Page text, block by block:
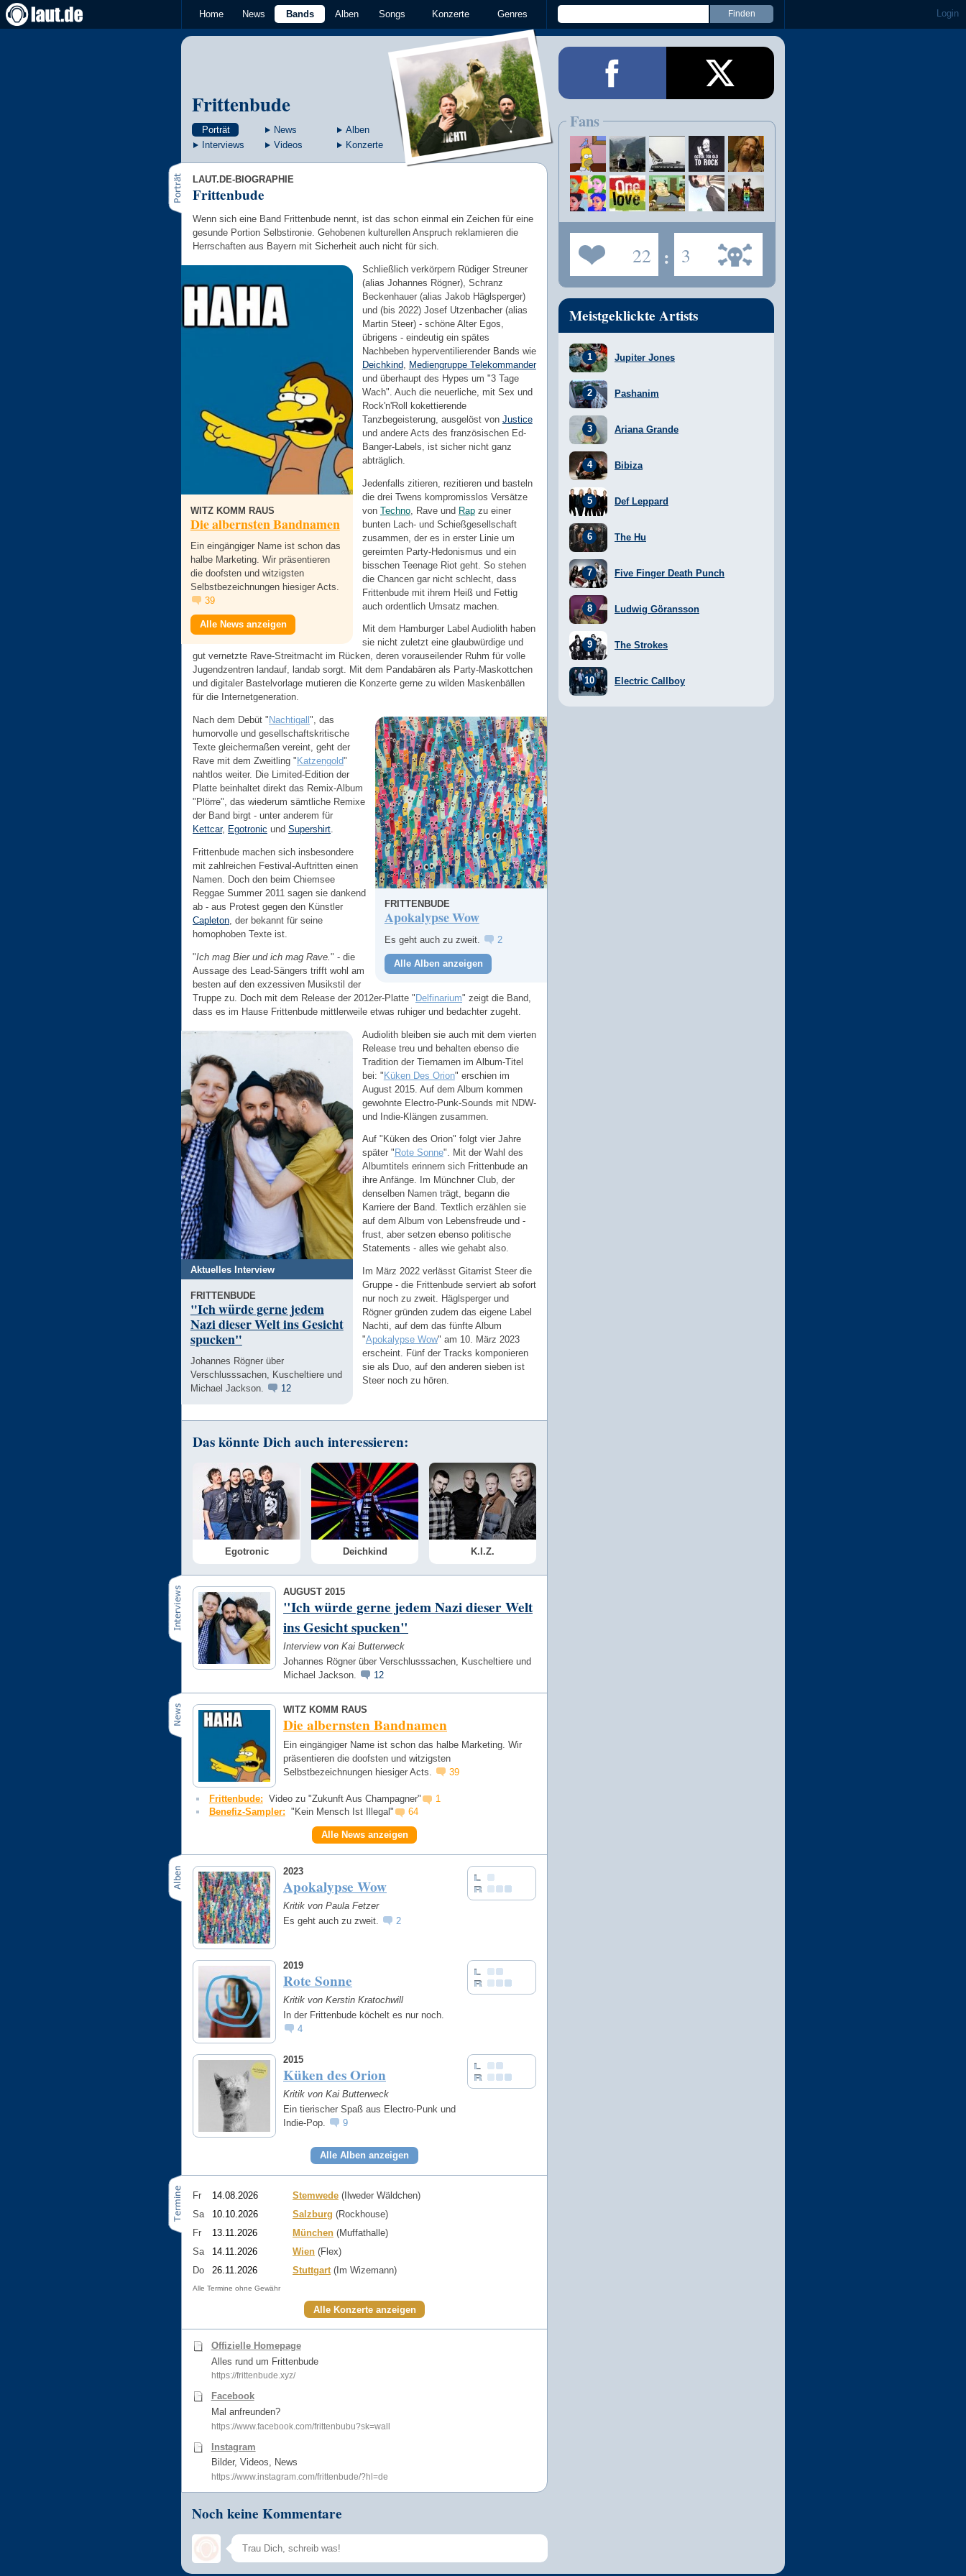
Home News Bands Alben Songs Konzerte Genres Login
Frittenbude
Porträt News
Alben
Interviews
Videos Konzerte
LAUT.DE-BIOGRAPHIE
Frittenbude
Wenn sich eine Band Frittenbude nennt, ist das schon einmal ein Zeichen für eine
gesunde Portion Selbstironie. Gehobenen kulturellen Anspruch reklamieren die
Herrschaften aus Bayern mit Sicherheit auch nicht für sich.
WITZ KOMM RAUS
Die albernsten Bandnamen
Ein eingängiger Name ist schon das
halbe Marketing. Wir präsentieren
die doofsten und witzigsten
Selbstbezeichnungen hiesiger Acts.
39
Alle News anzeigen
Schließlich verkörpern Rüdiger Streuner
(alias Johannes Rögner), Schranz
Beckenhauer (alias Jakob Häglsperger)
und (bis 2022) Josef Utzenbacher (alias
Martin Steer) - schöne Alter Egos,
übrigens - eindeutig ein spätes
Nachbeben hyperventilierender Bands wie
Deichkind
Mediengruppe Telekommander
und überhaupt des Hypes um "3 Tage
Wach". Auch die neuerliche, mit Sex und
Rock'n'Roll kokettierende
Tanzbegeisterung, ausgelöst von Justice
und andere Acts des französischen Ed-
Banger-Labels, ist sicher nicht ganz
abträglich.
Jedenfalls zitieren, rezitieren und basteln
die drei Twens kompromisslos Versätze
von Techno, Rave und Rapzu einer
bunten Lach- und Schießgesellschaft
zusammen, der es in erster Linie um
gereimten Party-Hedonismus und ein
bisschen Teenage Riot geht. So stehen
die Chancen gar nicht schlecht, dass
Frittenbude mit ihrem Heiß und Fettig
auch ordentlich Umsatz machen.
Mit dem Hamburger Label Audiolith haben
sie nicht zuletzt eine glaubwürdige und
gut vernetzte Rave-Streitmacht im Rücken, deren vorauseilender Ruhm für volle
Jugendzentren landauf, landab sorgt. Mit dem Pandabären als Party-Maskottchen
und digitaler Bastelvorlage mutieren die Konzerte gerne zu wilden Maskenbällen
für die Internetgeneration.
FRITTENBUDE
Apokalypse Wow
Es geht auch zu zweit. 2
Alle Alben anzeigen
Nach dem Debüt " Nachtigall ", das
humorvolle und gesellschaftskritische
Texte gleichermaßen vereint, geht der
Rave mit dem Zweitling " Katzengold"
nahtlos weiter. Die Limited-Edition der
Platte beinhaltet direkt das Remix-Album
"Plörre", das wiederum sämtliche Remixe
der Band birgt - unter anderem für
Kettcar, Egotronic und Supershirt.
Frittenbude machen sich insbesondere
mit zahlreichen Festival-Auftritten einen
Namen. Doch den beim Chiemsee
Reggae Summer 2011 sagen sie dankend
ab - aus Protest gegen den Künstler
Capleton , der bekannt für seine
homophoben Texte ist.
"Ich mag Bier und ich mag Rave. " - die
Aussage des Lead-Sängers trifft wohl am
besten auf den exzessiven Musikstil der
Truppe zu. Doch mit dem Release der 2012er-Platte " Delfinarium" zeigt die Band,
dass es im Hause Frittenbude mittlerweile etwas ruhiger und bedachter zugeht.
Aktuelles Interview
FRITTENBUDE
"Ich würde gerne jedem
Nazi dieser Welt ins Gesicht
spucken"
Johannes Rögner über
Verschlusssachen, Kuscheltiere und
Michael Jackson.
12
Audiolith bleiben sie auch mit dem vierten
Release treu und behalten ebenso die
Tradition der Tiernamen im Album-Titel
bei: "Küken Des Orion" erschien im
August 2015. Auf dem Album kommen
gewohnte Electro-Punk-Sounds mit NDW-
und Indie-Klängen zusammen.
Auf "Küken des Orion" folgt vier Jahre
später " Rote Sonne". Mit der Wahl des
Albumtitels erinnern sich Frittenbude an
ihre Anfänge. Im Münchner Club, der
denselben Namen trägt, begann die
Karriere der Band. Textlich erzählen sie
auf dem Album von Lebensfreude und -
frust, aber setzen ebenso politische
Statements - alles wie gehabt also.
Im März 2022 verlässt Gitarrist Steer die
Gruppe - die Frittenbude serviert ab sofort
nur noch zu zweit. Häglsperger und
Rögner gründen zudem das eigene Label
Nachti, auf dem das fünfte Album
"Apokalypse Wow" am 10. März 2023
erscheint. Fünf der Tracks komponieren
sie als Duo, auf den anderen sieben ist
Steer noch zu hören.
Das könnte Dich auch interessieren:
Egotronic Deichkind K.I.Z.
AUGUST 2015
"Ich würde gerne jedem Nazi dieser Welt
ins Gesicht spucken"
Interview von Kai Butterweck
Johannes Rögner über Verschlusssachen, Kuscheltiere und
Michael Jackson.
12
WITZ KOMM RAUS
Die albernsten Bandnamen
Ein eingängiger Name ist schon das halbe Marketing. Wir
präsentieren die doofsten und witzigsten
Selbstbezeichnungen hiesiger Acts.
39
Frittenbude: Video zu "Zukunft Aus Champagner"
1
Benefiz-Sampler: "Kein Mensch Ist Illegal" 64
Alle News anzeigen
2023
Apokalypse Wow
Kritik von Paula Fetzer
Es geht auch zu zweit.
2
2019
Rote Sonne
Kritik von Kerstin Kratochwill
In der Frittenbude köchelt es nur noch.
4
2015
Küken des Orion
Kritik von Kai Butterweck
Ein tierischer Spaß aus Electro-Punk und
Indie-Pop.
9
Alle Alben anzeigen
Fr 14.08.2026 Stemwede (Ilweder Wäldchen)
Sa
10.10.2026 Salzburg (Rockhouse)
Fr
13.11.2026 München (Muffathalle)
Sa
14.11.2026 Wien (Flex)
Do
26.11.2026 Stuttgart (Im Wizemann)
Alle Termine ohne Gewähr
Alle Konzerte anzeigen
Offizielle Homepage
Alles rund um Frittenbude
https://frittenbude.xyz/
Facebook
Mal anfreunden?
https://www.facebook.com/frittenbubu?sk=wall
Instagram
Bilder, Videos, News
https://www.instagram.com/frittenbude/?hl=de
Noch keine Kommentare
Speichern
Fans
22 : 3
Meistgeklickte Artists
Jupiter Jones
Pashanim
Ariana Grande
Bibiza
Def Leppard
The Hu
Five Finger Death Punch
Ludwig Göransson
The Strokes
Electric Callboy